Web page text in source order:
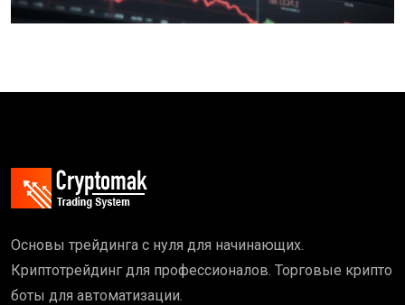
Основы трейдинга с нуля для начинающих.
Криптотрейдинг для профессионалов. Торговые крипто
боты для автоматизации.